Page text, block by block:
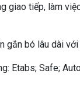
giao tiếp, làm
gắn bó lâu dài với
Etabs; Safe;